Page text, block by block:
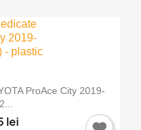
ProAce City 2019-
lei